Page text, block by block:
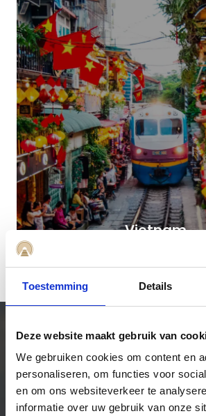
Toestemming Details
Deze website maakt gebruik van
We gebruiken cookies om content en
personaliseren, om functies voor
en om ons websiteverkeer te
informatie over uw gebruik van onze
Vietnam
OVER MEVO REIZEN
Met de trein op
zorgen.